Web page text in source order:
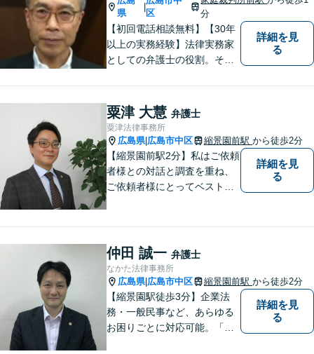
県
|
区
分
【初回電話相談無料】【30年
以上の実務経験】法律実務家
としての弁護士の役割。それ
そのために弁護士は、法的に
トラブルをかかえた組織また
は人と一定の距離を保ちなが
ら、できるだけ納得のいく解
決を導き出さなければならな
い。
詳細を見
る
粟津 大慧 弁護士
粟津法律事務所
広島県| 広島市中区 縮景園前駅 から徒歩2分
【縮景園前駅2分】私はご依頼
者様との対話と調査を重ね、
ご依頼者様にとってベストな
様にご満足いただけるよう、
日々研鑽を積んでおります。
ぜひお気軽にご相談くださ
い。
詳細を見
る
仲田 誠一 弁護士
なかた法律事務所
広島県| 広島市中区 縮景園前駅 から徒歩2分
【縮景園駅徒歩3分】企業法
務・一般民事など、あらゆる
お困りごとに対応可能。「実
詳細を見
る